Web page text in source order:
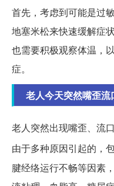
首先，考虑到可能是过
地塞米松来快速缓解症
也需要积极观察体温，
症。
老人今天突然嘴歪流
老人突然出现嘴歪、流
由于多种原因引起的，包
腱经络运行不畅等因素